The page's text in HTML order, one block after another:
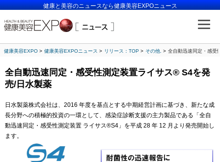
健康と美容のニュースなら健康美容EXPOニュース
健康美容EXPO 健康美容EXPOニュース リリース：TOP その他. 全自動迅速同定・感受
全自動迅速同定・感受性測定装置ライサス® S4を発
売/日水製薬
日水製薬株式会社は、2016 年度を基点とする中期経営計画に基づき、新たな成
長分野への積極的投資の一環として、感染症診断支援の主力製品である「全自
動迅速同定・感受性測定装置 ライサス®S4」を平成 28 年 12 月より発売開始し
ます。